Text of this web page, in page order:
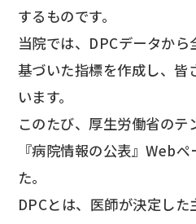
するものです。
当院では、DPCデータか
基づいた指標を作成し、皆
います。
このたび、厚生労働省のテ
『病院情報の公表』Web
た。
DPCとは、医師が決定し